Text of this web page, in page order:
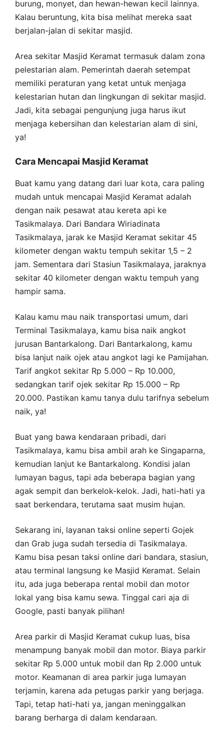
burung, monyet, dan hewan-hewan kecil lainnya.
Kalau beruntung, kita bisa melihat mereka saat
berjalan-jalan di sekitar masjid.
Area sekitar Masjid Keramat termasuk dalam zona
pelestarian alam. Pemerintah daerah setempat
memiliki peraturan yang ketat untuk menjaga
kelestarian hutan dan lingkungan di sekitar masjid.
Jadi, kita sebagai pengunjung juga harus ikut
menjaga kebersihan dan kelestarian alam di sini,
ya!
Cara Mencapai Masjid Keramat
Buat kamu yang datang dari luar kota, cara paling
mudah untuk mencapai Masjid Keramat adalah
dengan naik pesawat atau kereta api ke
Tasikmalaya. Dari Bandara Wiriadinata
Tasikmalaya, jarak ke Masjid Keramat sekitar 45
kilometer dengan waktu tempuh sekitar 1,5 – 2
jam. Sementara dari Stasiun Tasikmalaya, jaraknya
sekitar 40 kilometer dengan waktu tempuh yang
hampir sama.
Kalau kamu mau naik transportasi umum, dari
Terminal Tasikmalaya, kamu bisa naik angkot
jurusan Bantarkalong. Dari Bantarkalong, kamu
bisa lanjut naik ojek atau angkot lagi ke Pamijahan.
Tarif angkot sekitar Rp 5.000 – Rp 10.000,
sedangkan tarif ojek sekitar Rp 15.000 – Rp
20.000. Pastikan kamu tanya dulu tarifnya sebelum
naik, ya!
Buat yang bawa kendaraan pribadi, dari
Tasikmalaya, kamu bisa ambil arah ke Singaparna,
kemudian lanjut ke Bantarkalong. Kondisi jalan
lumayan bagus, tapi ada beberapa bagian yang
agak sempit dan berkelok-kelok. Jadi, hati-hati ya
saat berkendara, terutama saat musim hujan.
Sekarang ini, layanan taksi online seperti Gojek
dan Grab juga sudah tersedia di Tasikmalaya.
Kamu bisa pesan taksi online dari bandara, stasiun,
atau terminal langsung ke Masjid Keramat. Selain
itu, ada juga beberapa rental mobil dan motor
lokal yang bisa kamu sewa. Tinggal cari aja di
Google, pasti banyak pilihan!
Area parkir di Masjid Keramat cukup luas, bisa
menampung banyak mobil dan motor. Biaya parkir
sekitar Rp 5.000 untuk mobil dan Rp 2.000 untuk
motor. Keamanan di area parkir juga lumayan
terjamin, karena ada petugas parkir yang berjaga.
Tapi, tetap hati-hati ya, jangan meninggalkan
barang berharga di dalam kendaraan.